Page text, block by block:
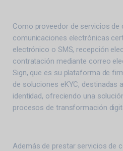
Como proveedor de servicios
comunicaciones electrónicas
electrónico o SMS, recepción
contratación mediante correo
Sign, que es su plataforma de
de soluciones eKYC, destinadas
identidad, ofreciendo una
procesos de transformación
Además de prestar servicios de